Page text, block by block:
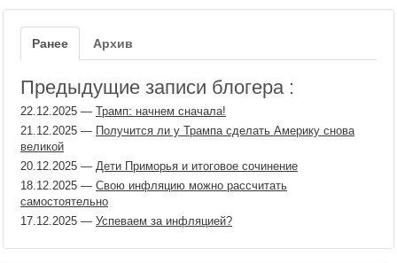
Ранее Архив
Предыдущие записи блогера :
22.12.2025 — Трамп: начнем сначала!
21.12.2025 — Получится ли у Трампа сделать Америку снова
великой
20.12.2025 — Дети Приморья и итоговое сочинение
18.12.2025 — Свою инфляцию можно рассчитать
самостоятельно
17.12.2025 — Успеваем за инфляцией?